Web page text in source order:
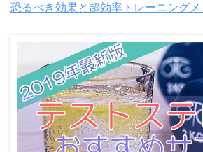
恐るべき効果と超効率トレーニングメ